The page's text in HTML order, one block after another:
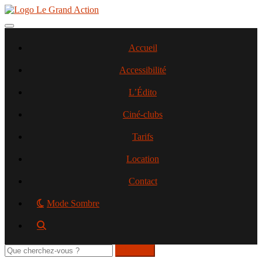
Aller
contenu
Toggle navigation
Accueil
Accessibilité
L’Édito
Ciné-clubs
Tarifs
Location
Contact
Mode Sombre
Rechercher
sur